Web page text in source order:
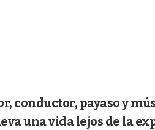
conductor, payaso y
una vida lejos de la